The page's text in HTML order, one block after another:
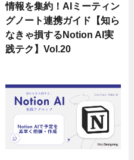
情報を集約！AIミーティン
グノート連携ガイド【知ら
なきゃ損するNotion AI実
践テク】Vol.20